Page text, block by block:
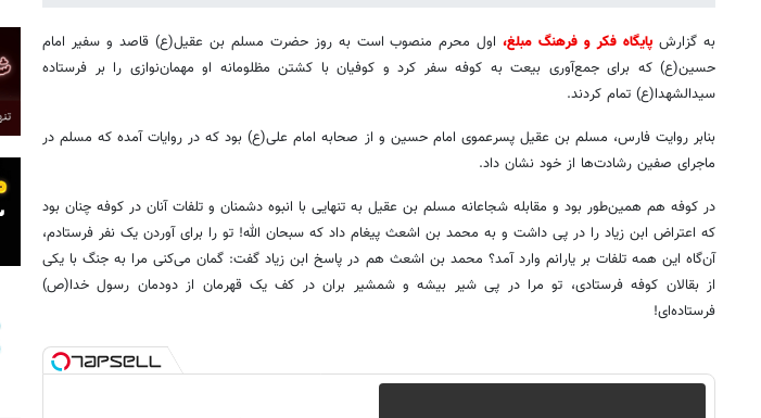
به گزارش پایگاه فکر و فرهنگ مبلغ،اول محرم منصوب است به روز حضرت مسلم بن عقیل(ع) قاصد و سفیر امام
حسین(ع) که برای جمع‌آوری بیعت به کوفه سفر کرد و کوفیان با کشتن مظلومانه او مهمان‌نوازی را بر فرستاده
سیدالشهدا(ع) تمام کردند.
بنابر روایت فارس، مسلم بن عقیل پسرعموی امام حسین و از صحابه امام علی(ع) بود که در روایات آمده که مسلم در
ماجرای صفین رشادت‌ها از خود نشان داد.
در کوفه هم همین‌طور بود و مقابله شجاعانه مسلم بن عقیل به تنهایی با انبوه دشمنان و تلفات آنان در کوفه چنان بود
که اعتراض ابن زیاد را در پی داشت و به محمد بن اشعث پیغام داد که سبحان الله! تو را برای آوردن یک نفر فرستادم،
آن‌گاه این همه تلفات بر یارانم وارد آمد؟ محمد بن اشعث هم در پاسخ ابن زیاد گفت: گمان می‌کنی مرا به جنگ با یکی
از بقالان کوفه فرستادی، تو مرا در پی شیر بیشه و شمشیر بران در کف یک قهرمان از دودمان رسول خدا(ص)
فرستاده‌ای!